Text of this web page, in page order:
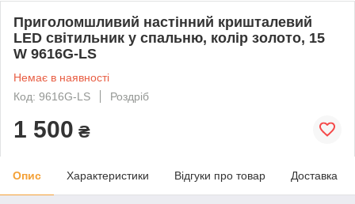
Приголомшливий настінний кришталевий
LED світильник у спальню, колір золото, 15
W 9616G-LS
Немає в наявності
Код: 9616G-LS
Роздріб
1 500 ₴
Опис Характеристики Відгуки про товар Доставка